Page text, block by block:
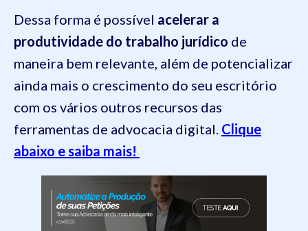
Dessa forma é possível acelerar a
produtividade do trabalho jurídico de
maneira bem relevante, além de potencializar
ainda mais o crescimento do seu escritório
com os vários outros recursos das
ferramentas de advocacia digital. Clique
abaixo e saiba mais!